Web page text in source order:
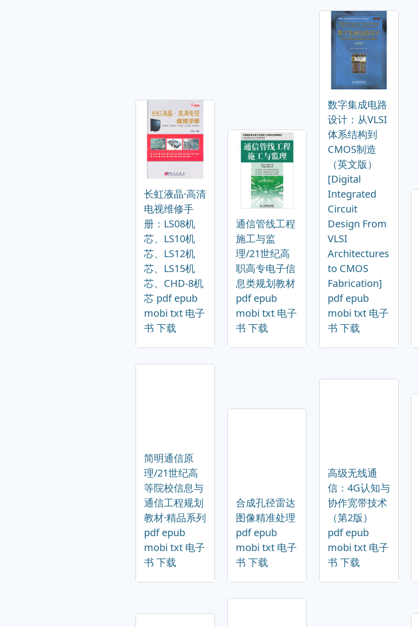
长虹液晶·高清
电视维修手
册：LS08机
芯、LS10机
芯、LS12机
芯、LS15机
芯、CHD-8机
芯 pdf epub
mobi txt 电子
书 下载
通信管线工程
施工与监
理/21世纪高
职高专电子信
息类规划教材
pdf epub
mobi txt 电子
书 下载
数字集成电路
设计：从VLSI
体系结构到
CMOS制造
（英文版）
[Digital
Integrated
Circuit
Design From
VLSI
Architectures
to CMOS
Fabrication]
pdf epub
mobi txt 电子
书 下载
简明通信原
理/21世纪高
等院校信息与
通信工程规划
教材·精品系列
pdf epub
mobi txt 电子
书 下载
合成孔径雷达
图像精准处理
pdf epub
mobi txt 电子
书 下载
高级无线通
信：4G认知与
协作宽带技术
（第2版）
pdf epub
mobi txt 电子
书 下载